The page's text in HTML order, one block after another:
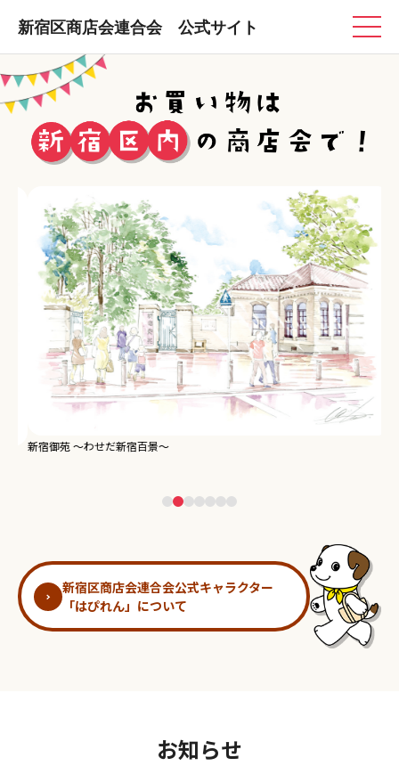
新宿区商店会連合会 公式サイト
新宿御苑 ～わせだ新宿百景～
新宿区商店会連合会公式キャラクター
「はぴれん」について
お知らせ